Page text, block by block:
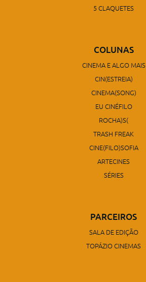
5 CLAQUETES
COLUNAS
CINEMA E ALGO MAIS
CIN(ESTREIA)
CINEMA(SONG)
EU CINÉFILO
ROCHA)S(
TRASH FREAK
CINE(FILO)SOFIA
ARTECINES
SÉRIES
PARCEIROS
SALA DE EDIÇÃO
TOPÁZIO CINEMAS